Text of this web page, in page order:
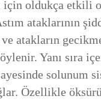
için oldukça etkili
ataklarının
ve atakların
Yanı sıra
solunum
Özellikle